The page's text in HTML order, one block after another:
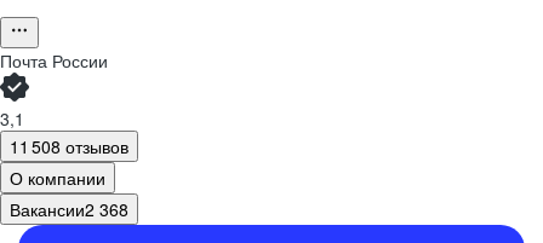
Почта России
3,1
11 508 отзывов
О компании
Вакансии2 368